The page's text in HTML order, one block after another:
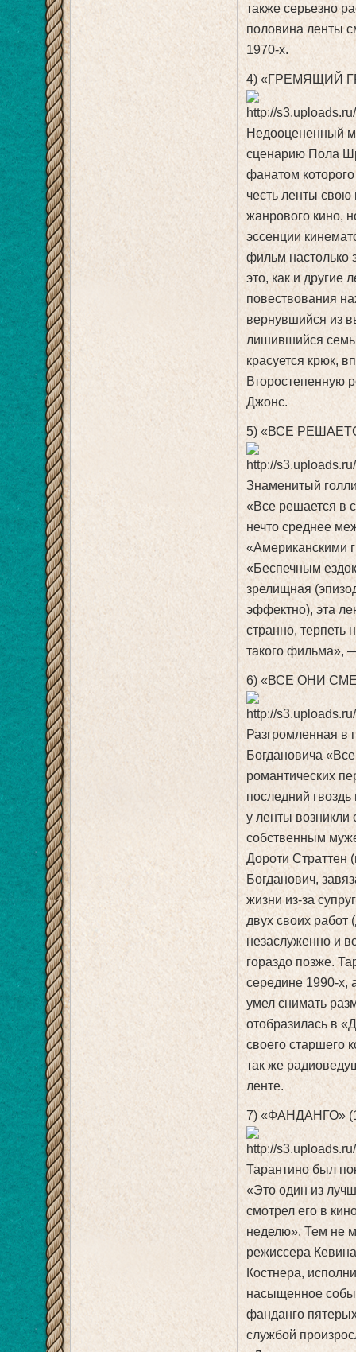
также серьезно
половина ленты
1970-х.
4) «ГРЕМЯЩИЙ
Недооцененный
сценарию Пола
фанатом
честь ленты
жанрового кино,
эссенции
фильм настолько
это, как и другие
повествования
вернувшийся из
лишившийся
красуется крюк,
Второстепенную
Джонс.
5) «ВСЕ
Знаменитый
«Все решается в
нечто среднее
«Американскими
«Беспечным
зрелищная
эффектно), эта
странно, терпеть
такого фильма»,
6) «ВСЕ ОНИ
Разгромленная в
Богдановича
романтических
последний
у ленты возникли
собственным
Дороти Страттен
Богданович,
жизни из-за
двух своих
незаслуженно и
гораздо позже.
середине 1990-х,
умел снимать
отобразилась в
своего старшего
так же
ленте.
7) «ФАНДАНГО»
Тарантино был
«Это один из
смотрел его в
неделю». Тем не
режиссера
Костнера,
насыщенное
фанданго
службой